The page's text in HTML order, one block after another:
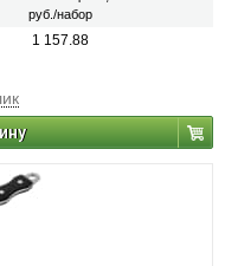
руб./набор
1 157.88